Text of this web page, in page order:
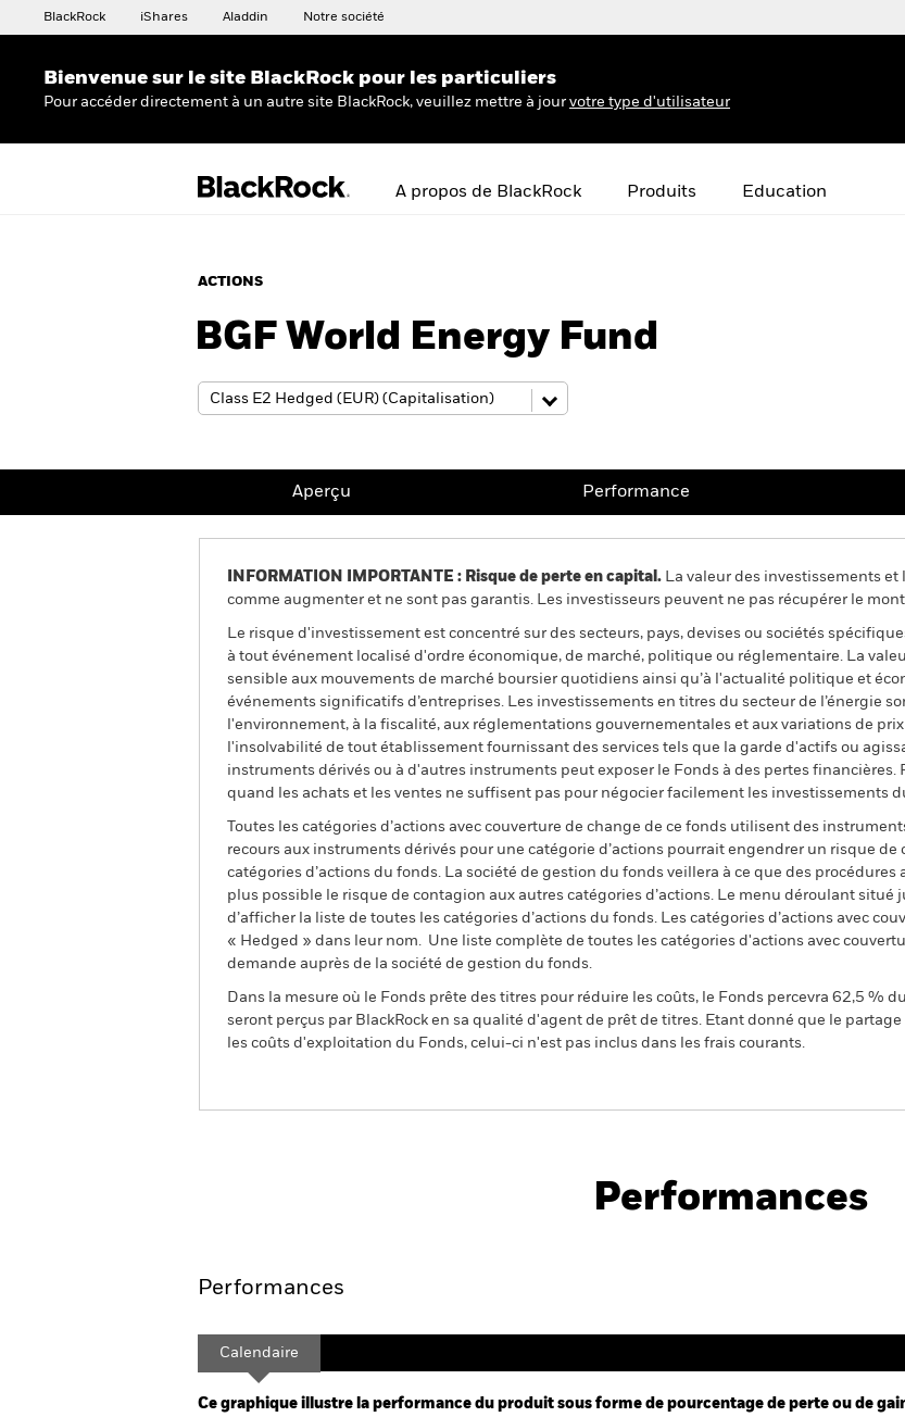
BlackRock iShares Aladdin Notre société
Bienvenue sur le site BlackRock pour les particuliers
Pour accéder directement à un autre site BlackRock, veuillez mettre à jour votre type d'utilisateur
A propos de BlackRock Produits Education
ACTIONS
BGF World Energy Fund
Aperçu Performance
INFORMATION IMPORTANTE : Risque de perte en capital. La valeur des investissements
comme augmenter et ne sont pas garantis. Les investisseurs peuvent ne pas récupérer le
Le risque d'investissement est concentré sur des secteurs, pays, devises ou sociétés
à tout événement localisé d'ordre économique, de marché, politique ou réglementaire. La
sensible aux mouvements de marché boursier quotidiens ainsi qu’à l'actualité politique et
événements significatifs d’entreprises. Les investissements en titres du secteur de l’énergie
l'environnement, à la fiscalité, aux réglementations gouvernementales et aux variations de
l'insolvabilité de tout établissement fournissant des services tels que la garde d'actifs ou
instruments dérivés ou à d'autres instruments peut exposer le Fonds à des pertes
quand les achats et les ventes ne suffisent pas pour négocier facilement les investissements
Toutes les catégories d’actions avec couverture de change de ce fonds utilisent des
recours aux instruments dérivés pour une catégorie d’actions pourrait engendrer un risque
catégories d’actions du fonds. La société de gestion du fonds veillera à ce que des
plus possible le risque de contagion aux autres catégories d’actions. Le menu déroulant situé
d’afficher la liste de toutes les catégories d’actions du fonds. Les catégories d’actions avec
« Hedged » dans leur nom. Une liste complète de toutes les catégories d'actions avec
demande auprès de la société de gestion du fonds.
Dans la mesure où le Fonds prête des titres pour réduire les coûts, le Fonds percevra 62,5 %
seront perçus par BlackRock en sa qualité d'agent de prêt de titres. Etant donné que le
les coûts d'exploitation du Fonds, celui-ci n'est pas inclus dans les frais courants.
Performance
Performances
Performances
Calendaire
Ce graphique illustre la performance du produit sous forme de pourcentage de perte ou de